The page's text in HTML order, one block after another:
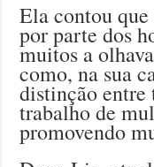
Ela contou
por parte dos
muitos a
como, na sua
distinção entre
trabalho de
promovendo